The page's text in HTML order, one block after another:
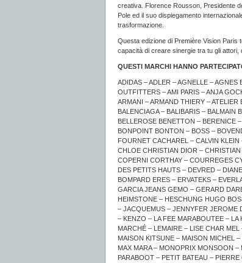
creativa. Florence Rousson, Presidente
Pole ed il suo dispiegamento
trasformazione.
Questa edizione di Première Vision Paris
capacità di creare sinergie tra tu gli attori,
QUESTI MARCHI HANNO
ADIDAS – ADLER – AGNELLE –
OUTFITTERS – AMI PARIS – ANJA
ARMANI – ARMAND THIERY – ATELIER
BALENCIAGA – BALIBARIS – BALMAIN
BELLEROSE BENETTON – BERENICE
BONPOINT BONTON – BOSS –
FOURNET CACHAREL – CALVIN
CHLOE CHRISTIAN DIOR –
COPERNI CORTHAY – COURREGES
DES PETITS HAUTS – DEVRED –
BOMPARD ERES – ERVATEKS –
GARCIA JEANS GEMO – GERARD
HEIMSTONE – HESCHUNG HUGO
– JACQUEMUS – JENNYFER JEROME
– KENZO – LA FEE MARABOUTEE –
MARCHÉ – LEMAIRE – LISE CHAR
MAISON KITSUNE – MAISON MICHEL
MAX MARA – MONOPRIX MONSOON
PARABOOT – PETIT BATEAU –